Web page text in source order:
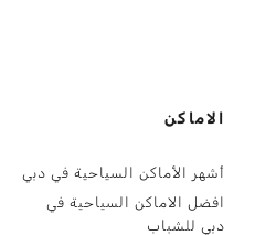
الاماكن
أشهر الأماكن السياحية في دبي
افضل الاماكن السياحية في
دبي للشباب